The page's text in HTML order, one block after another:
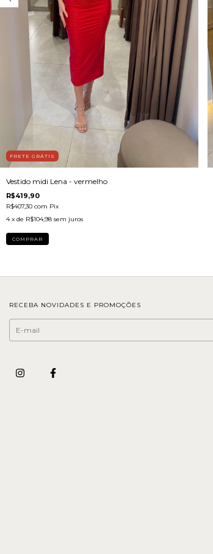
FRETE GRÁTIS
Vestido midi Lena - vermelho
R$419,90
R$407,30 com Pix
4 x de R$104,98 sem juros
COMPRAR
RECEBA NOVIDADES E PROMOÇÕES